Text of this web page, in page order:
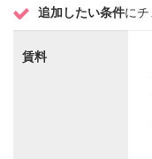
追加したい条件に
賃料